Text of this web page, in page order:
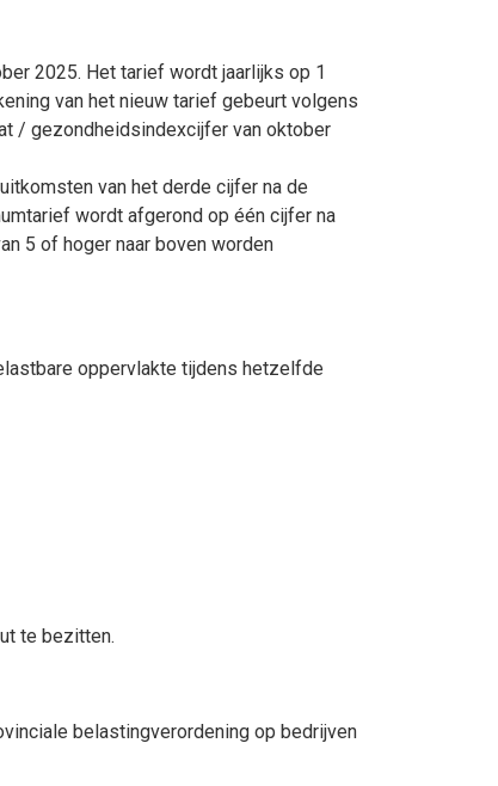
2025. Het tarief wordt jaarlijks op 1
van het nieuw tarief gebeurt volgens
/ gezondheidsindexcijfer van oktober
van het derde cijfer na de
wordt afgerond op één cijfer na
5 of hoger naar boven worden
oppervlakte tijdens hetzelfde
te bezitten.
belastingverordening op bedrijven